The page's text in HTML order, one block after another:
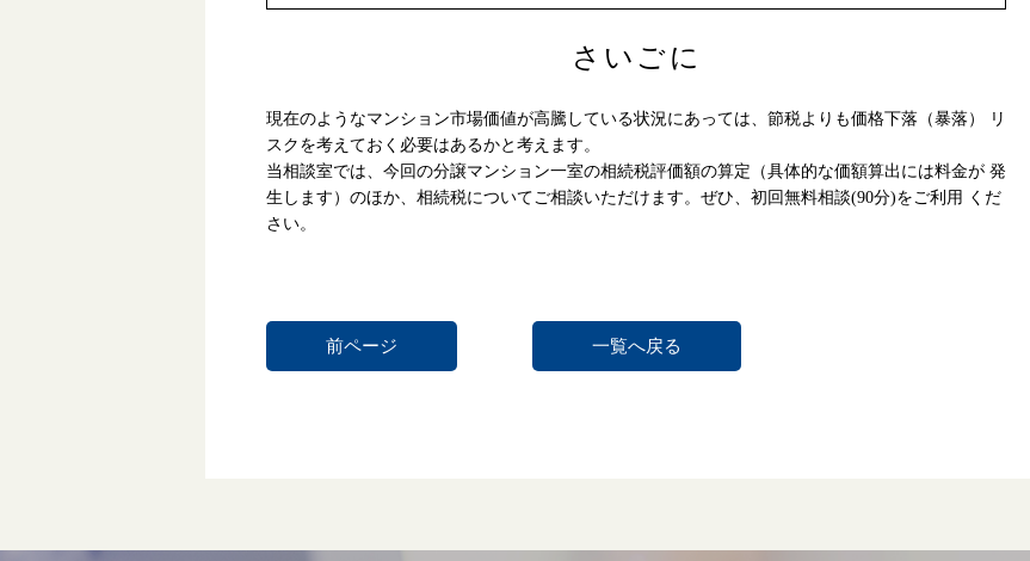
さいごに
現在のようなマンション市場価値が高騰している状況にあっては、節税よりも価格下落（暴落） リ
スクを考えておく必要はあるかと考えます。
当相談室では、今回の分譲マンション一室の相続税評価額の算定（具体的な価額算出には料金が 発
生します）のほか、相続税についてご相談いただけます。ぜひ、初回無料相談(90分)をご利用 くだ
さい。
前ページ 一覧へ戻る